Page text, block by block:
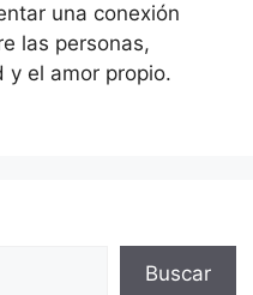
una conexión
las personas,
y el amor propio.
Buscar